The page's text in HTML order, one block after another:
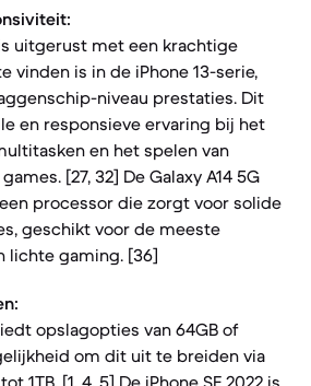
is uitgerust met een krachtige
vinden is in de iPhone 13-serie,
niveau prestaties. Dit
en responsieve ervaring bij het
en het spelen van
[27, 32] De Galaxy A14 5G
processor die zorgt voor solide
geschikt voor de meeste
lichte gaming. [36]
opslagopties van 64GB of
om dit uit te breiden via
1TB. [1, 4, 5] De iPhone SE 2022 is